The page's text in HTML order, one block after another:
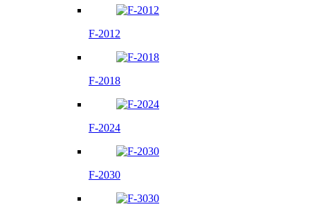
F-2012
F-2018
F-2024
F-2030